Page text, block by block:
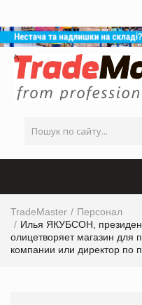
TradeMaster
Персонал
Илья ЯКУБСОН,
олицетворяет магазин для
компании или директор по